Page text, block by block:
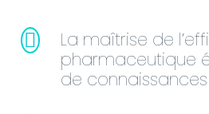
La maîtrise de
pharmaceutique
de